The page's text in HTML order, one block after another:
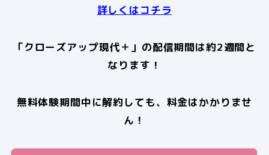
詳しくはコチラ
「クローズアップ現代＋」の配信期間は約2週間と
なります！
無料体験期間中に解約しても、料金はかかりませ
ん！